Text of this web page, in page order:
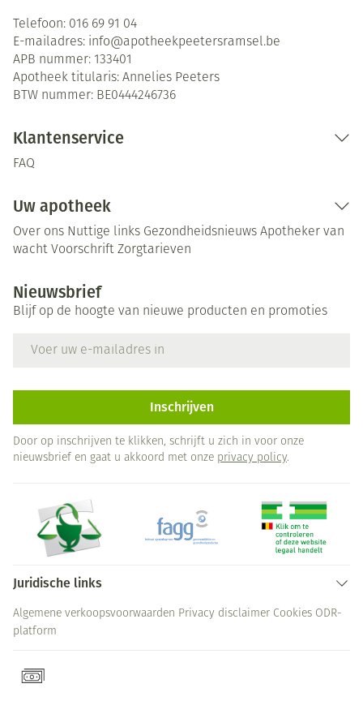
Telefoon: 016 69 91 04
E-mailadres: info@apotheekpeetersramsel.be
APB nummer: 133401
Apotheek titularis: Annelies Peeters
BTW nummer: BE0444246736
Klantenservice
FAQ
Uw apotheek
Over ons Nuttige links Gezondheidsnieuws Apotheker van
wacht Voorschrift Zorgtarieven
Nieuwsbrief
Blijf op de hoogte van nieuwe producten en promoties
Inschrijven
Door op inschrijven te klikken, schrijft u zich in voor onze
nieuwsbrief en gaat u akkoord met onze privacy policy.
Juridische links
Algemene verkoopsvoorwaarden Privacy disclaimer Cookies ODR-
platform